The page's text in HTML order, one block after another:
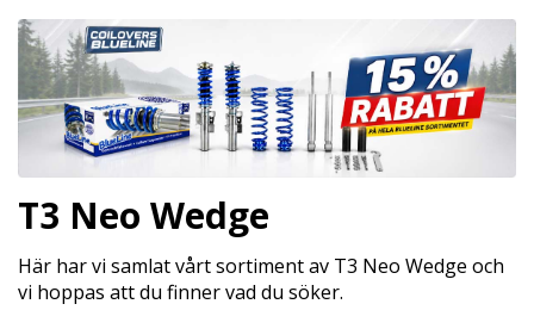
T3 Neo Wedge
Här har vi samlat vårt sortiment av T3 Neo Wedge och
vi hoppas att du finner vad du söker.